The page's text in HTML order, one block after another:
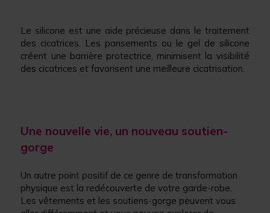
Le silicone est une aide précieuse dans le traitement
des cicatrices. Les pansements ou le gel de silicone
créent une barrière protectrice, minimisent la visibilité
des cicatrices et favorisent une meilleure cicatrisation.
Une nouvelle vie, un nouveau soutien-
gorge
Un autre point positif de ce genre de transformation
physique est la redécouverte de votre garde-robe.
Les vêtements et les soutiens-gorge peuvent vous